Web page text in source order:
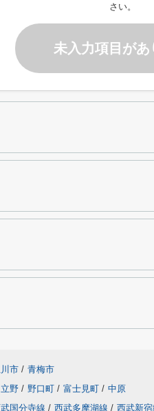
さい。
未入力項目があ
市 / 青梅市
立野 / 野口町 / 富士見町 / 中原
国分寺線 / 西武多摩湖線 / 西武新宿